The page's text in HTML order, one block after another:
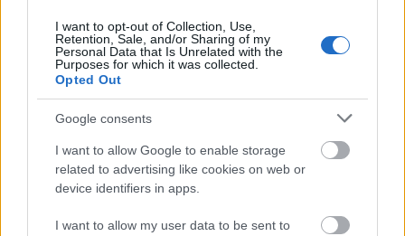
I want to opt-out of Collection, Use,
Retention, Sale, and/or Sharing of my
Personal Data that Is Unrelated with the
Purposes for which it was collected.
Opted Out
Google consents
I want to allow Google to enable storage
related to advertising like cookies on web or
device identifiers in apps.
I want to allow my user data to be sent to
lehető legmagasabb szintű tudás megszerzése
érdekében – a tanulás, valamint törvényben
meghatározott keretek között a tanítás
szabadságát.
(2) Tudományos igazság kérdésében az állam nem
jogosult dönteni, tudományos kutatások
értékelésére kizárólag a tudomány művelői
jogosultak.